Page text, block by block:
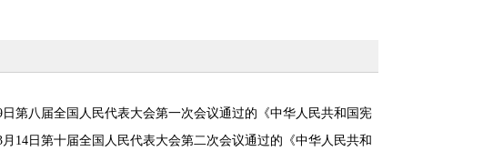
第八届全国人民代表大会第一次会议通过的《中华人民共和国宪
14日第十届全国人民代表大会第二次会议通过的《中华人民共和